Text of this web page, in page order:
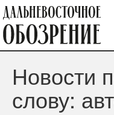
Новости
слову: